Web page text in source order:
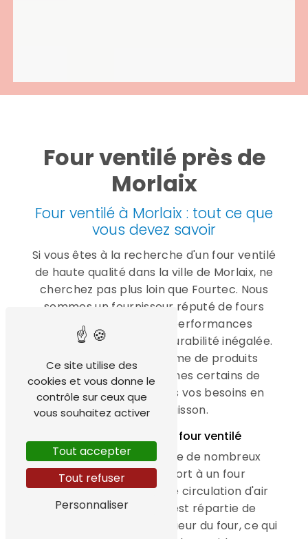
Four ventilé près de
Morlaix
Four ventilé à Morlaix : tout ce que
vous devez savoir
Si vous êtes à la recherche d'un four ventilé
de haute qualité dans la ville de Morlaix, ne
cherchez pas plus loin que Fourtec. Nous
sommes un fournisseur réputé de fours
ventilés, offrant des performances
exceptionnelles et une durabilité inégalée.
Avec notre large gamme de produits
disponibles, nous sommes certains de
pouvoir répondre à tous vos besoins en
matière de cuisson.
Les avantages d'un four ventilé
Un four ventilé présente de nombreux
avantages par rapport à un four
traditionnel. Grâce à une circulation d'air
optimisée, la chaleur est répartie de
manière uniforme à l'intérieur du four, ce qui
permet une cuisson plus rapide et
Ce site utilise des
cookies et vous donne le
contrôle sur ceux que
vous souhaitez activer
Tout accepter
Tout refuser
Personnaliser